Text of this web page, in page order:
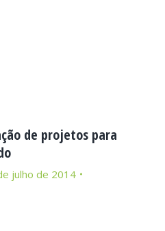
de projetos para
julho de 2014